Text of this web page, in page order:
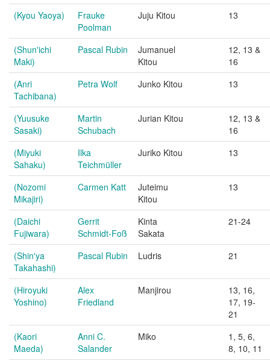
(Kyou Yaoya)
Frauke
Poolman
Juju Kitou 13
(Shun'ichi
Maki)
Pascal Rubin
Jumanuel
Kitou
12, 13 &
16
(Anri
Tachibana)
Petra Wolf Junko Kitou 13
(Yuusuke
Sasaki)
Martin
Schubach
Jurian Kitou
12, 13 &
16
(Miyuki
Sahaku)
Ilka
Teichmüller
Juriko Kitou 13
(Nozomi
Mikajiri)
Carmen Katt
Juteimu
Kitou
13
(Daichi
Fujiwara)
Gerrit
Schmidt-Foß
Kinta
Sakata
21-24
(Shin'ya
Takahashi)
Pascal Rubin Ludris 21
(Hiroyuki
Yoshino)
Alex
Friedland
Manjirou
13, 16,
17, 19-
21
(Kaori
Maeda)
Anni C.
Salander
Miko
1, 5, 6,
8, 10, 11